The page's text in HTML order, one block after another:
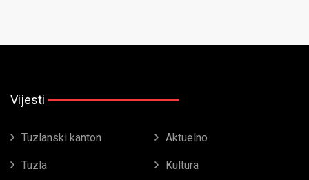
Vijesti
Tuzlanski kanton Aktuelno
Tuzla Kultura